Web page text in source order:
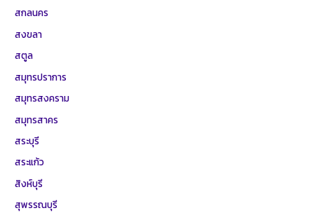
สกลนคร
สงขลา
สตูล
สมุทรปราการ
สมุทรสงคราม
สมุทรสาคร
สระบุรี
สระแก้ว
สิงห์บุรี
สุพรรณบุรี